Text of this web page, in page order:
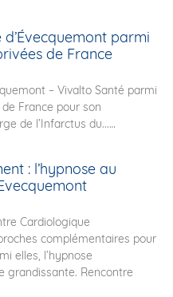
parmi
de France
– Vivalto Santé parmi
France pour son
de l’Infarctus du...
: l’hypnose au
Cardiologique
complémentaires pour
elles, l’hypnose
grandissante. Rencontre